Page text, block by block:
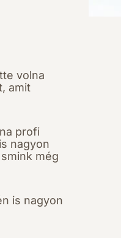
volna
amit
profi
nagyon
még
is nagyon